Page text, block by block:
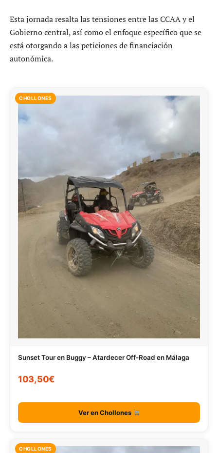
Esta jornada resalta las tensiones entre las CCAA y el
Gobierno central, así como el enfoque específico que se
está otorgando a las peticiones de financiación
autonómica.
CHOLLONES
Sunset Tour en Buggy – Atardecer Off-Road en Málaga
103,50€
Ver en Chollones
CHOLLONES